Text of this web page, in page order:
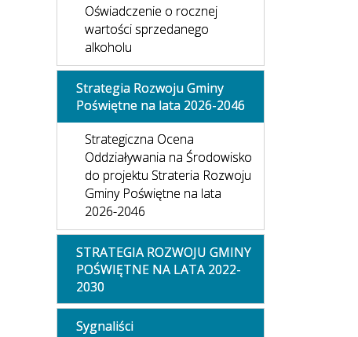
Oświadczenie o rocznej
wartości sprzedanego
alkoholu
Strategia Rozwoju Gminy
Poświętne na lata 2026-2046
Strategiczna Ocena
Oddziaływania na Środowisko
do projektu Strateria Rozwoju
Gminy Poświętne na lata
2026-2046
STRATEGIA ROZWOJU GMINY
POŚWIĘTNE NA LATA 2022-
2030
Sygnaliści